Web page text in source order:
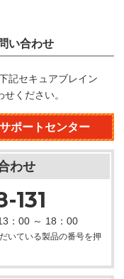
い合わせ
記セキュアブレイン
ください。
ポートセンター
わせ
131
：00 ～ 18：00
いている製品の番号を押